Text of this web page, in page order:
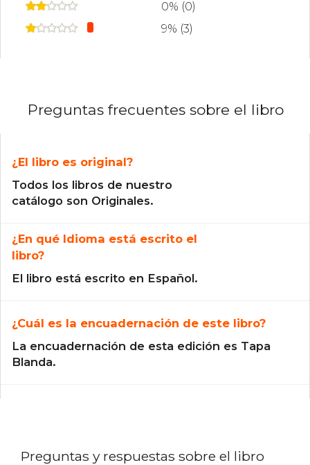
0% (0)
9% (3)
Preguntas frecuentes sobre el libro
¿El libro es original?
Todos los libros de nuestro
catálogo son Originales.
¿En qué Idioma está escrito el
libro?
El libro está escrito en Español.
¿Cuál es la encuadernación de este libro?
La encuadernación de esta edición es Tapa
Blanda.
Preguntas y respuestas sobre el libro